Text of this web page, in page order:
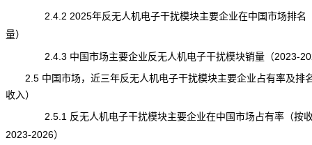
2.4.2 2025年反无人机电子干扰模块主要企业在中国市场排名
量）
2.4.3 中国市场主要企业反无人机电子干扰模块销量（2023-
2.5 中国市场，近三年反无人机电子干扰模块主要企业占有率及排
收入）
2.5.1 反无人机电子干扰模块主要企业在中国市场占有率（按
2023-2026）